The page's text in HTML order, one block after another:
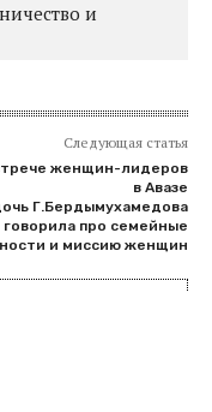
и
Следующая статья
женщин-лидеров
в Авазе
Г.Бердымухамедова
говорила про семейные
и миссию женщин